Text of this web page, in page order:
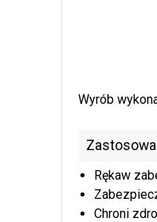
Wyrób
Rękaw
Chroni